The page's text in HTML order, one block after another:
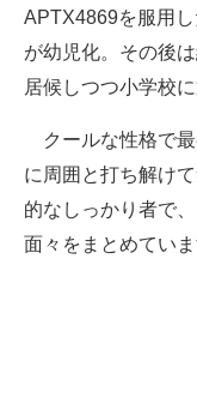
APTX4869を服用
が幼児化。その後
居候しつつ小学校
クールな性格で最
に周囲と打ち解け
的なしっかり者で
面々をまとめていま